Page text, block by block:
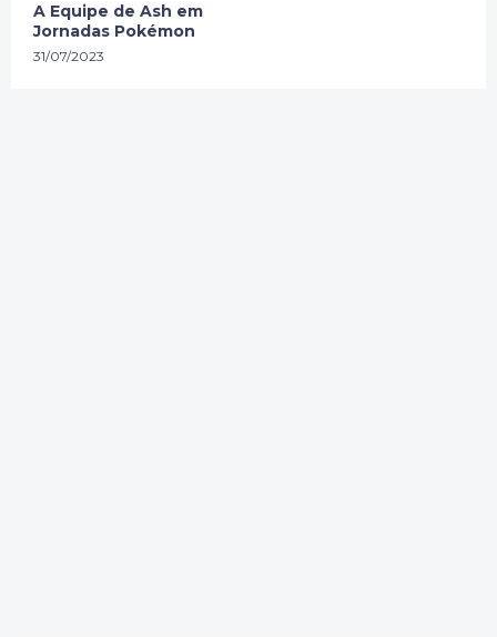
A Equipe de Ash em
Jornadas Pokémon
31/07/2023